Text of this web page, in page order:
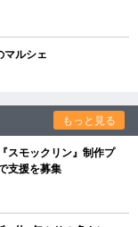
マルシェ
もっと見る
スモックリン』制作プ
支援を募集